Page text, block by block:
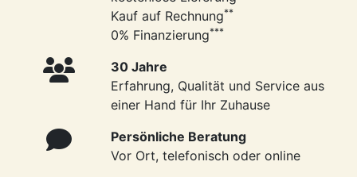
Kauf auf Rechnung**
0% Finanzierung***
30 Jahre
Erfahrung, Qualität und Service aus
einer Hand für Ihr Zuhause
Persönliche Beratung
Vor Ort, telefonisch oder online